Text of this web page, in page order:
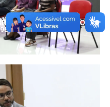
EDUARDO SERRANO,